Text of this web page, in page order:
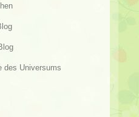
des Universums